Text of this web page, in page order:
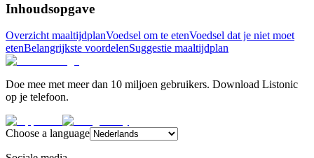
Inhoudsopgave
Overzicht maaltijdplanVoedsel om te etenVoedsel dat je niet moet
etenBelangrijkste voordelenSuggestie maaltijdplan
Doe mee met meer dan 10 miljoen gebruikers. Download Listonic
op je telefoon.
Choose a language